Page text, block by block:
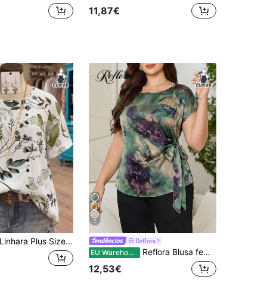
11,87€
Linhara Plus Size Mulheres Floral Padrão Gola Redonda Manga Curta Botão Frente Decoração Casual Blusa Confortável
7
Reflora
EU Warehouse Reflora Blusa feminina plus size elegante com estampa floral, manga morcego e amarração lateral, ideal para o verão, carnaval, ocasiões especiais e eventos noturnos.
12,53€